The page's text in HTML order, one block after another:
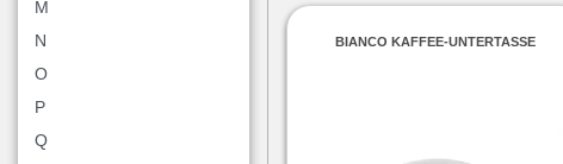
M
N
O
P
Q
BIANCO KAFFEE-UNTERTASSE